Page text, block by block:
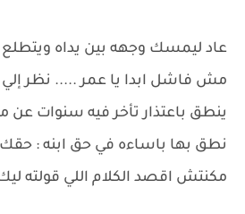
عاد ليمسك وجهه بين يداه ويتطلع
مش فاشل ابدا يا عمر ..... نظر
ينطق باعتذار تأخر فيه سنوات عن
نطق بها باساءه في حق ابنه : حقك
مكنتش اقصد الكلام اللي قولته